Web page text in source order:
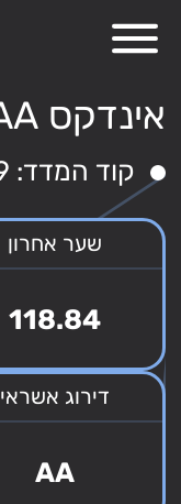
אינדקס AA ומעלה שקלי 0-3
קוד המדד: 1209
שער אחרון
118.84
דירוג אשראי
AA